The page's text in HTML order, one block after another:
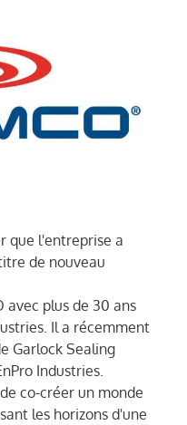
que l'entreprise a
de nouveau
avec plus de 30 ans
Il a récemment
Garlock Sealing
Industries.
co-créer un monde
les horizons d'une